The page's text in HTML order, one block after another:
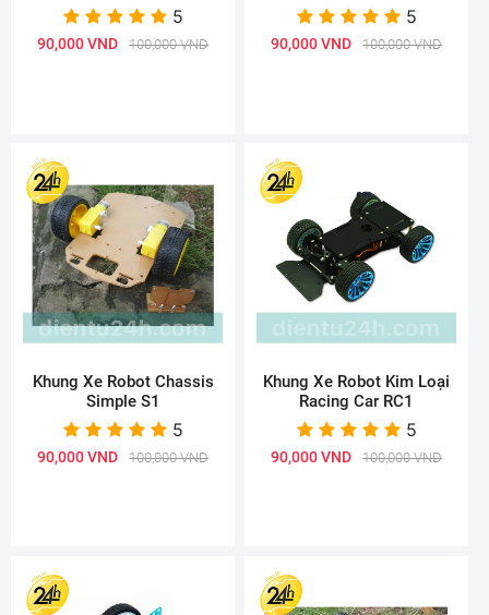
5
90,000 VND 100,000 VND
5
90,000 VND 100,000 VND
Khung Xe Robot Chassis
Simple S1
5
90,000 VND 100,000 VND
Khung Xe Robot Kim Loại
Racing Car RC1
5
90,000 VND 100,000 VND